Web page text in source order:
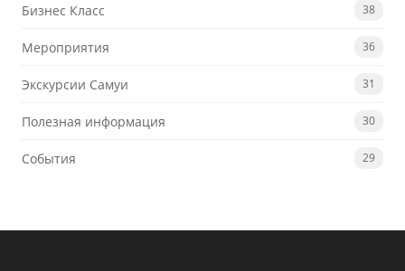
Бизнес Класс 38
Мероприятия 36
Экскурсии Самуи 31
Полезная информация 30
События 29